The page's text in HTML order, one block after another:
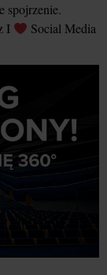
spojrzenie.
I Social Media